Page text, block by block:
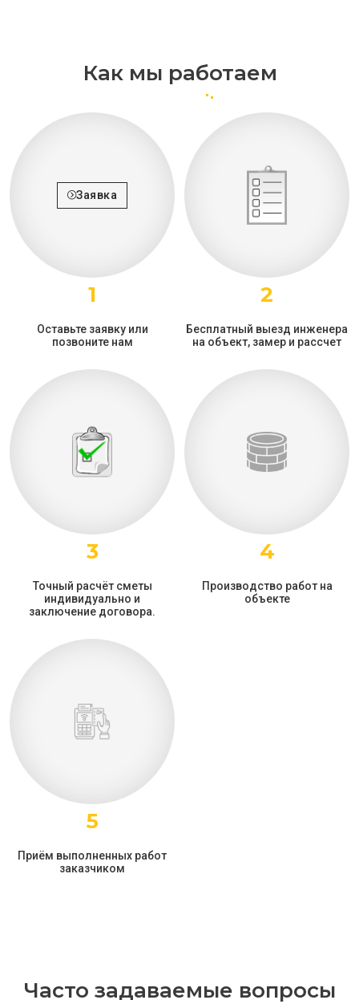
Как мы работаем
Заявка
1
Оставьте заявку или
позвоните нам
2
Бесплатный выезд инженера
на объект, замер и рассчет
3
Точный расчёт сметы
индивидуально и
заключение договора.
4
Производство работ на
объекте
5
Приём выполненных работ
заказчиком
Часто задаваемые вопросы